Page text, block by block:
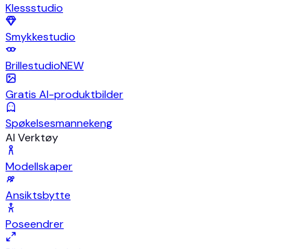
Klessstudio
Smykkestudio
BrillestudioNEW
Gratis AI-produktbilder
Spøkelsesmannekeng
AI Verktøy
Modellskaper
Ansiktsbytte
Poseendrer